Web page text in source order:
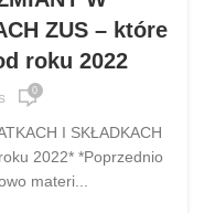
ZUS – które
roku 2022
0
I SKŁADKACH
2022* *Poprzednio
materi...